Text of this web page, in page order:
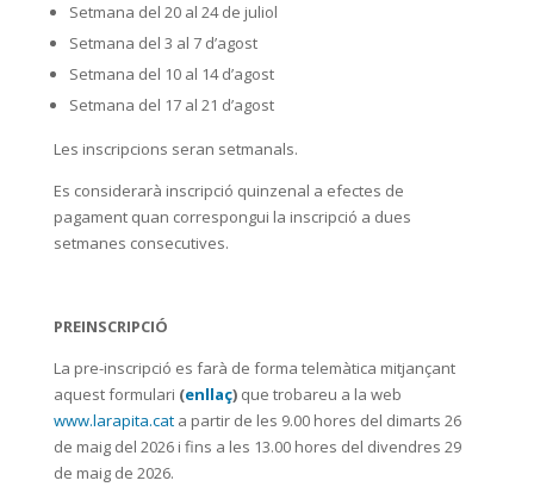
Setmana del 20 al 24 de juliol
Setmana del 3 al 7 d’agost
Setmana del 10 al 14 d’agost
Setmana del 17 al 21 d’agost
Les inscripcions seran setmanals.
Es considerarà inscripció quinzenal a efectes de
pagament quan correspongui la inscripció a dues
setmanes consecutives.
PREINSCRIPCIÓ
La pre-inscripció es farà de forma telemàtica mitjançant
aquest formulari (enllaç) que trobareu a la web
www.larapita.cata partir de les 9.00 hores del dimarts 26
de maig del 2026 i fins a les 13.00 hores del divendres 29
de maig de 2026.